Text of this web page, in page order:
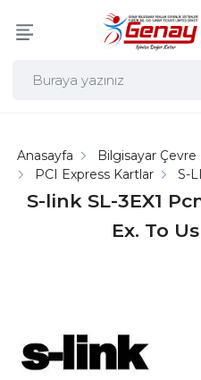
S-link SL-3EX1
Ex. To
Anasayfa
Bilgisayar
PCI Express Kartlar
S-